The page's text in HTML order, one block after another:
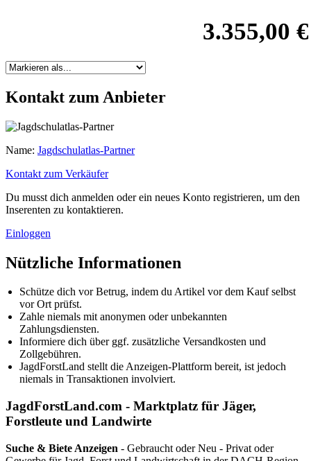
3.355,00 €
Kontakt zum Anbieter
Name: Jagdschulatlas-Partner
Kontakt zum Verkäufer
Du musst dich anmelden oder ein neues Konto registrieren, um den
Inserenten zu kontaktieren.
Einloggen
Nützliche Informationen
Schütze dich vor Betrug, indem du Artikel vor dem Kauf selbst
vor Ort prüfst.
Zahle niemals mit anonymen oder unbekannten
Zahlungsdiensten.
Informiere dich über ggf. zusätzliche Versandkosten und
Zollgebühren.
JagdForstLand stellt die Anzeigen-Plattform bereit, ist jedoch
niemals in Transaktionen involviert.
JagdForstLand.com - Marktplatz für Jäger,
Forstleute und Landwirte
Suche & Biete Anzeigen - Gebraucht oder Neu - Privat oder